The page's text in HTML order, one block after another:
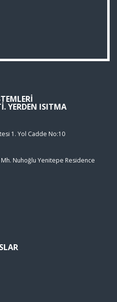
YERDEN ISITMA
1. Yol Cadde No:10
Mh. Nuhoğlu Yenitepe Residence